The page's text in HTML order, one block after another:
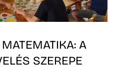
A
SZEREPE